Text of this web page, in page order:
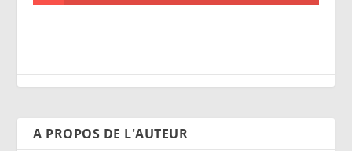
A PROPOS DE L'AUTEUR